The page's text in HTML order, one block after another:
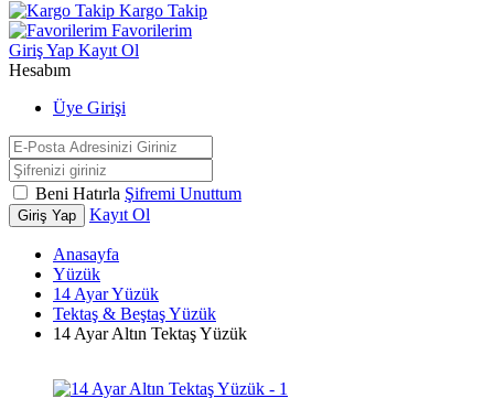
Kargo Takip
Favorilerim
Giriş Yap Kayıt Ol
Hesabım
Üye Girişi
Beni Hatırla Şifremi Unuttum
Giriş Yap Kayıt Ol
Anasayfa
Yüzük
14 Ayar Yüzük
Tektaş & Beştaş Yüzük
14 Ayar Altın Tektaş Yüzük